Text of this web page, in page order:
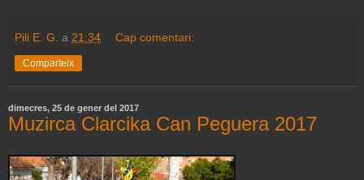
Pili E. G. a 21:34 Cap comentari:
Comparteix
dimecres, 25 de gener del 2017
Muzirca Clarcika Can Peguera 2017